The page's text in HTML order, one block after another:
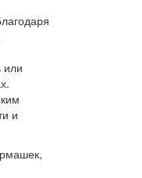
или
и